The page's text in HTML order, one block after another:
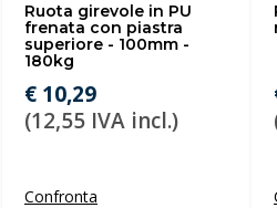
Ruota girevole in PU
frenata con piastra
superiore - 100mm -
180kg
€ 10,29
(12,55 IVA incl.)
Confronta